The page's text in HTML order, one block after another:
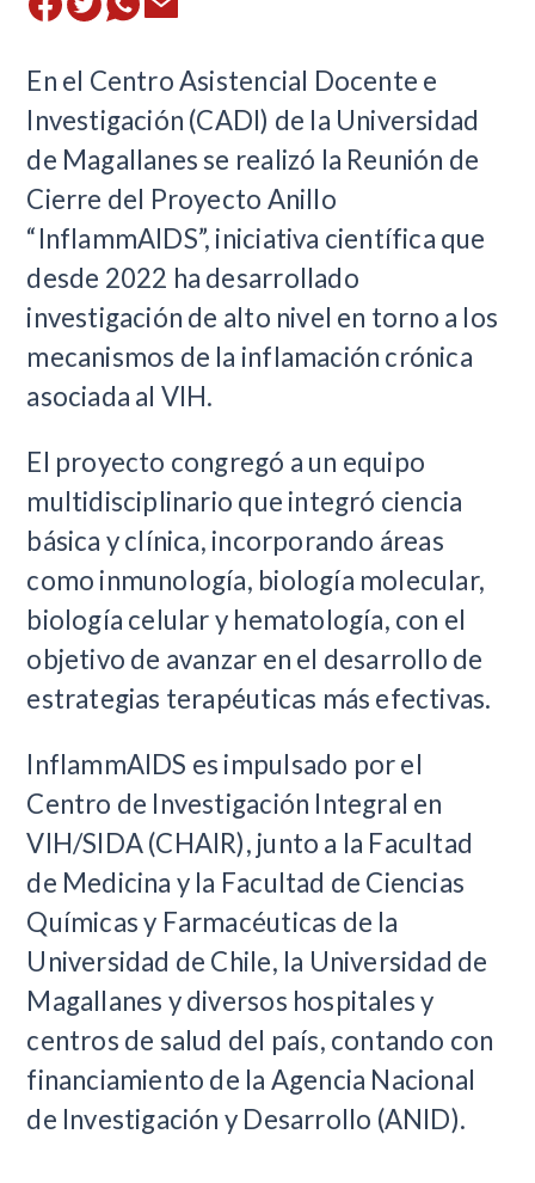
En el Centro Asistencial Docente e
Investigación (CADI) de la Universidad
de Magallanes se realizó la Reunión de
Cierre del Proyecto Anillo
“InflammAIDS”, iniciativa científica que
desde 2022 ha desarrollado
investigación de alto nivel en torno a los
mecanismos de la inflamación crónica
asociada al VIH.
El proyecto congregó a un equipo
multidisciplinario que integró ciencia
básica y clínica, incorporando áreas
como inmunología, biología molecular,
biología celular y hematología, con el
objetivo de avanzar en el desarrollo de
estrategias terapéuticas más efectivas.
InflammAIDS es impulsado por el
Centro de Investigación Integral en
VIH/SIDA (CHAIR), junto a la Facultad
de Medicina y la Facultad de Ciencias
Químicas y Farmacéuticas de la
Universidad de Chile, la Universidad de
Magallanes y diversos hospitales y
centros de salud del país, contando con
financiamiento de la Agencia Nacional
de Investigación y Desarrollo (ANID).